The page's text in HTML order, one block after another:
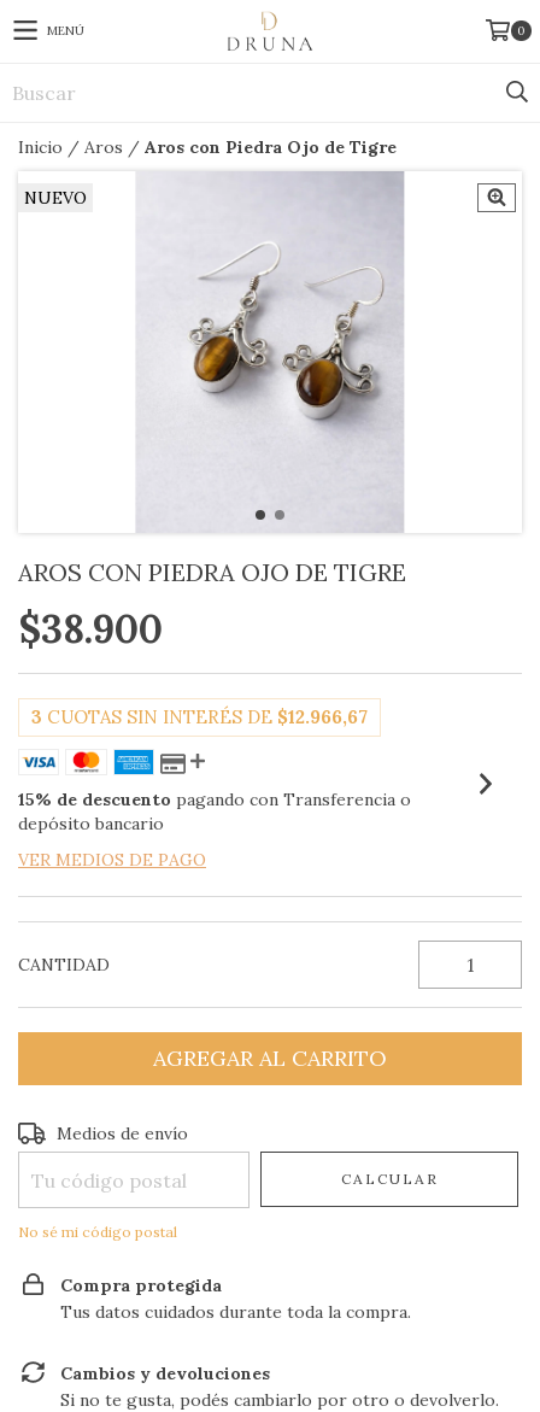
MENÚ 0
Inicio / Aros / Aros con Piedra Ojo de Tigre
NUEVO
AROS CON PIEDRA OJO DE TIGRE
$38.900
3 CUOTAS SIN INTERÉS DE $12.966,67
15% de descuento pagando con Transferencia o
depósito bancario
VER MEDIOS DE PAGO
CANTIDAD
Entregas para el CP:
Medios de envío
CALCULAR
No sé mi código postal
Compra protegida
Tus datos cuidados durante toda la compra.
Cambios y devoluciones
Si no te gusta, podés cambiarlo por otro o devolverlo.